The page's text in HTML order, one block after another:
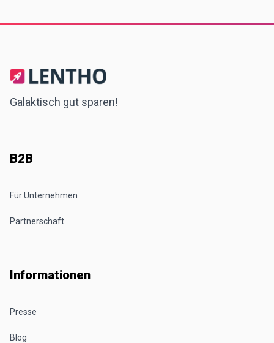
Galaktisch gut sparen!
B2B
Für Unternehmen
Partnerschaft
Informationen
Presse
Blog